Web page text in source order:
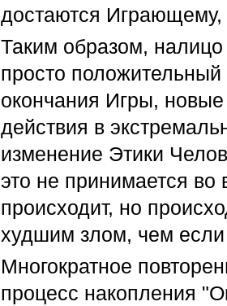
достаются Играющему,
Таким образом, налицо
просто
окончания Игры,
действия в
изменение Этики
это не принимается
происходит, но
худшим злом, чем
Многократное
процесс накопления